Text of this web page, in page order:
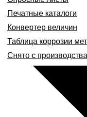
Печатные каталоги
Конвертер величин
Таблица коррозии
Снято с производства